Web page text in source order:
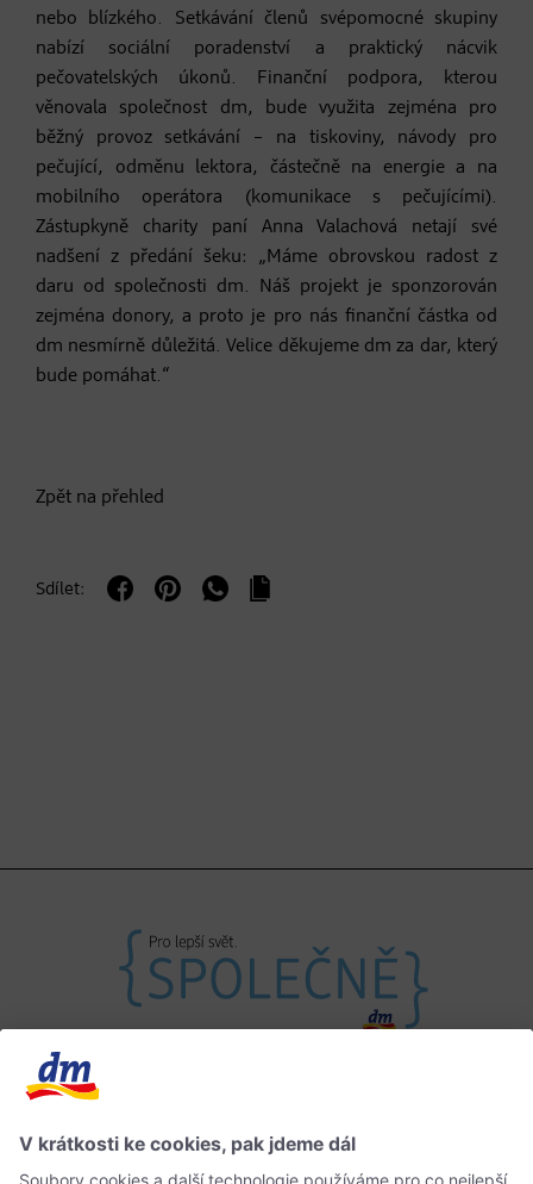
nebo blízkého. Setkávání členů svépomocné skupiny
nabízí sociální poradenství a praktický nácvik
pečovatelských úkonů. Finanční podpora, kterou
věnovala společnost dm, bude využita zejména pro
běžný provoz setkávání – na tiskoviny, návody pro
pečující, odměnu lektora, částečně na energie a na
mobilního operátora (komunikace s pečujícími).
Zástupkyně charity paní Anna Valachová netají své
nadšení z předání šeku: „Máme obrovskou radost z
daru od společnosti dm. Náš projekt je sponzorován
zejména donory, a proto je pro nás finanční částka od
dm nesmírně důležitá. Velice děkujeme dm za dar, který
bude pomáhat.“
Zpět na přehled
Sdílet: